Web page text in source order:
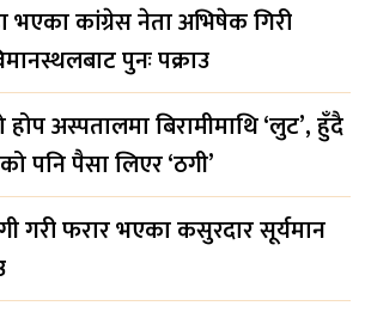
भएका कांग्रेस नेता अभिषेक गिरी
पुनः पक्राउ
अस्पतालमा बिरामीमाथि ‘लुट’, हुँदै
पनि पैसा लिएर ‘ठगी’
गरी फरार भएका कसुरदार सूर्यमान